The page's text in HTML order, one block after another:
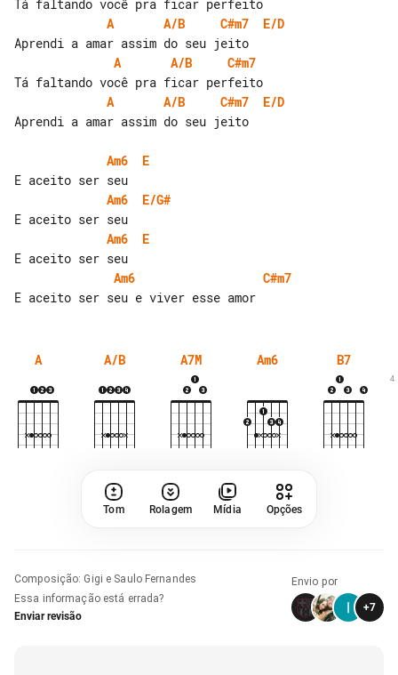
A
A/B C#m7
E/D
A
A/B
C#m7
A
A/B C#m7
E/D
Aprendi a amar assim do seu jeito
Am6
E
Am6
E/G#
Am6
E
Am6
C#m7
A A/B A7M Am6 B7
4
Tom Rolagem Mídia Opções
Composição: Gigi e Saulo Fernandes
Essa informação está errada?
Enviar revisão
Envio por
+7